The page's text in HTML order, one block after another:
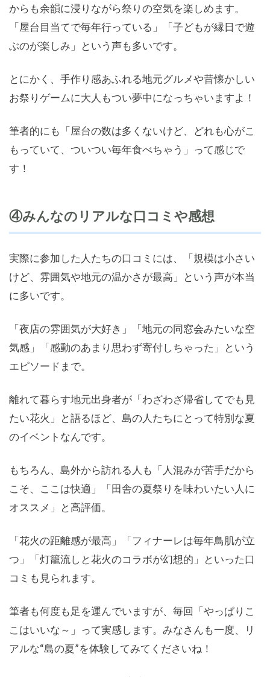
からも余韻に浸りながら祭りの空気を楽しめます。
「屋台目当てで毎年行っている」「子どもが縁日で遊
ぶのが楽しみ」という声も多いです。
とにかく、手作り感あふれる地元グルメや昔懐かしい
お祭りゲームに大人もつい夢中になっちゃいますよ！
筆者的にも「屋台の数は多くないけど、どれも心がこ
もっていて、ついつい毎年食べちゃう」って感じで
す！
④みんなのリアルな口コミや感想
実際に参加した人たちの口コミには、「規模は小さい
けど、雰囲気や地元の温かさが最高」という声が本当
に多いです。
「夜店の雰囲気が大好き」「地元の同窓会みたいな空
気感」「感動のあまり思わず寄付しちゃった」という
エピソードまで。
離れて暮らす地元出身者が「わざわざ帰省してでも見
たい花火」と語るほど、島の人たちにとって特別な夏
のイベントなんです。
もちろん、島外から訪れる人も「人混みが苦手だから
こそ、ここは快適」「田舎の夏祭りを味わいたい人に
オススメ」と高評価。
「花火の距離感が最高」「フィナーレは毎年鳥肌が立
つ」「灯籠流しと花火のコラボが幻想的」といった口
コミも見られます。
筆者も何度も足を運んでいますが、毎回「やっぱりこ
こはいいな～」って実感します。みなさんも一度、リ
アルな“島の夏”を体験してみてくださいね！